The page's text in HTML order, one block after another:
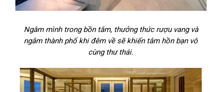
Ngâm mình trong bồn tắm, thưởng thức rượu vang và
ngắm thành phố khi đêm về sẽ khiến tâm hồn bạn vô
cùng thư thái.